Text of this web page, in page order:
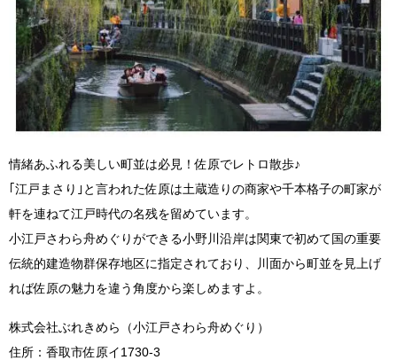
情緒あふれる美しい町並は必見！佐原でレトロ散歩♪
｢江戸まさり｣と言われた佐原は土蔵造りの商家や千本格子の町家が
軒を連ねて江戸時代の名残を留めています。
小江戸さわら舟めぐりができる小野川沿岸は関東で初めて国の重要
伝統的建造物群保存地区に指定されており、川面から町並を見上げ
れば佐原の魅力を違う角度から楽しめますよ。
株式会社ぶれきめら（小江戸さわら舟めぐり）
住所：香取市佐原イ1730-3